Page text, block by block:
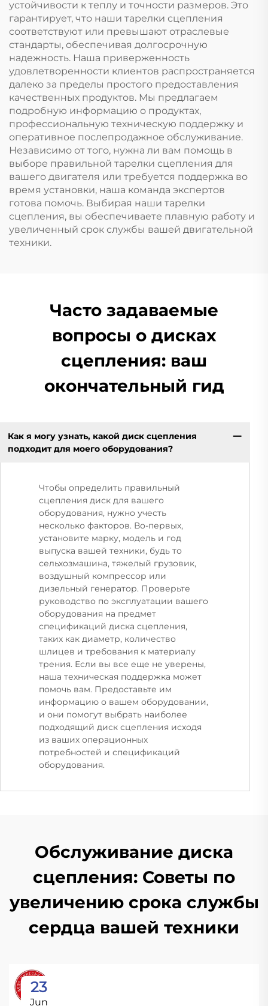
устойчивости к теплу и точности размеров. Это
гарантирует, что наши тарелки сцепления
соответствуют или превышают отраслевые
стандарты, обеспечивая долгосрочную
надежность. Наша приверженность
удовлетворенности клиентов распространяется
далеко за пределы простого предоставления
качественных продуктов. Мы предлагаем
подробную информацию о продуктах,
профессиональную техническую поддержку и
оперативное послепродажное обслуживание.
Независимо от того, нужна ли вам помощь в
выборе правильной тарелки сцепления для
вашего двигателя или требуется поддержка во
время установки, наша команда экспертов
готова помочь. Выбирая наши тарелки
сцепления, вы обеспечиваете плавную работу и
увеличенный срок службы вашей двигательной
техники.
Часто задаваемые
вопросы о дисках
сцепления: ваш
окончательный гид
Как я могу узнать, какой диск сцепления
подходит для моего оборудования?
Чтобы определить правильный
сцепления диск для вашего
оборудования, нужно учесть
несколько факторов. Во-первых,
установите марку, модель и год
выпуска вашей техники, будь то
сельхозмашина, тяжелый грузовик,
воздушный компрессор или
дизельный генератор. Проверьте
руководство по эксплуатации вашего
оборудования на предмет
спецификаций диска сцепления,
таких как диаметр, количество
шлицев и требования к материалу
трения. Если вы все еще не уверены,
наша техническая поддержка может
помочь вам. Предоставьте им
информацию о вашем оборудовании,
и они помогут выбрать наиболее
подходящий диск сцепления исходя
из ваших операционных
потребностей и спецификаций
оборудования.
Обслуживание диска
сцепления: Советы по
увеличению срока службы
сердца вашей техники
23
Jun